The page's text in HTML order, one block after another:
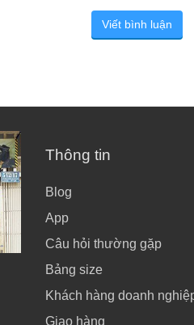
Viết bình luận
Thông tin
Blog
App
Câu hỏi thường gặp
Bảng size
Khách hàng doanh
Giao hàng